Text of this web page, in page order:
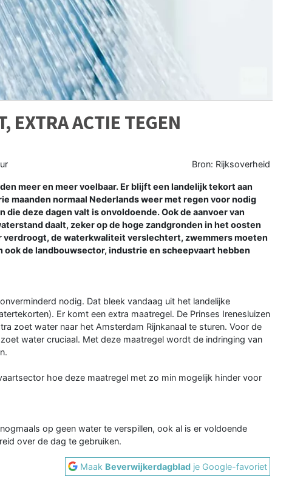
EXTRA ACTIE TEGEN
Bron: Rijksoverheid
meer en meer voelbaar. Er blijft een landelijk tekort aan
maanden normaal Nederlands weer met regen voor nodig
deze dagen valt is onvoldoende. Ook de aanvoer van
daalt, zeker op de hoge zandgronden in het oosten
verdroogt, de waterkwaliteit verslechtert, zwemmers moeten
ook de landbouwsector, industrie en scheepvaart hebben
nodig. Dat bleek vandaag uit het landelijke
Er komt een extra maatregel. De Prinses Irenesluizen
zoet water naar het Amsterdam Rijnkanaal te sturen. Voor de
water cruciaal. Met deze maatregel wordt de indringing van
hoe deze maatregel met zo min mogelijk hinder voor
op geen water te verspillen, ook al is er voldoende
over de dag te gebruiken.
Maak Beverwijkerdagblad je Google-favoriet